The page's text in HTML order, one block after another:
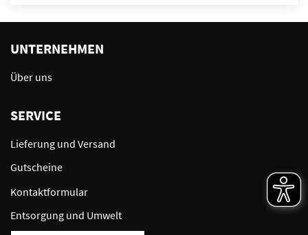
UNTERNEHMEN
Über uns
SERVICE
Lieferung und Versand
Gutscheine
Kontaktformular
Entsorgung und Umwelt